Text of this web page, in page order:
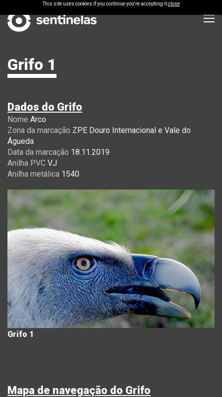
This site uses cookies if you continue you're accepting itclose
Grifo 1
Dados do Grifo
Nome Arco
Zona da marcação ZPE Douro Internacional e Vale do
Águeda
Data da marcação 18.11.2019
Anilha PVC VJ
Anilha metálica 1540
Grifo 1
Mapa de navegação do Grifo